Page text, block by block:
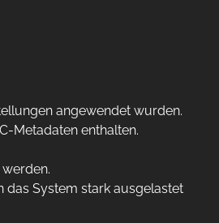
angewendet wurden.
Metadaten enthalten.
das System stark ausgelastet